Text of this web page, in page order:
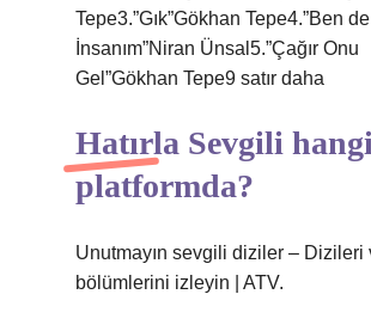
Tepe3.”Gık”Gökhan Tepe4.”Ben de
İnsanım”Niran Ünsal5.”Çağır Onu
Gel”Gökhan Tepe9 satır daha
Hatırla Sevgili hangi
platformda?
Unutmayın sevgili diziler – Dizileri
bölümlerini izleyin | ATV.